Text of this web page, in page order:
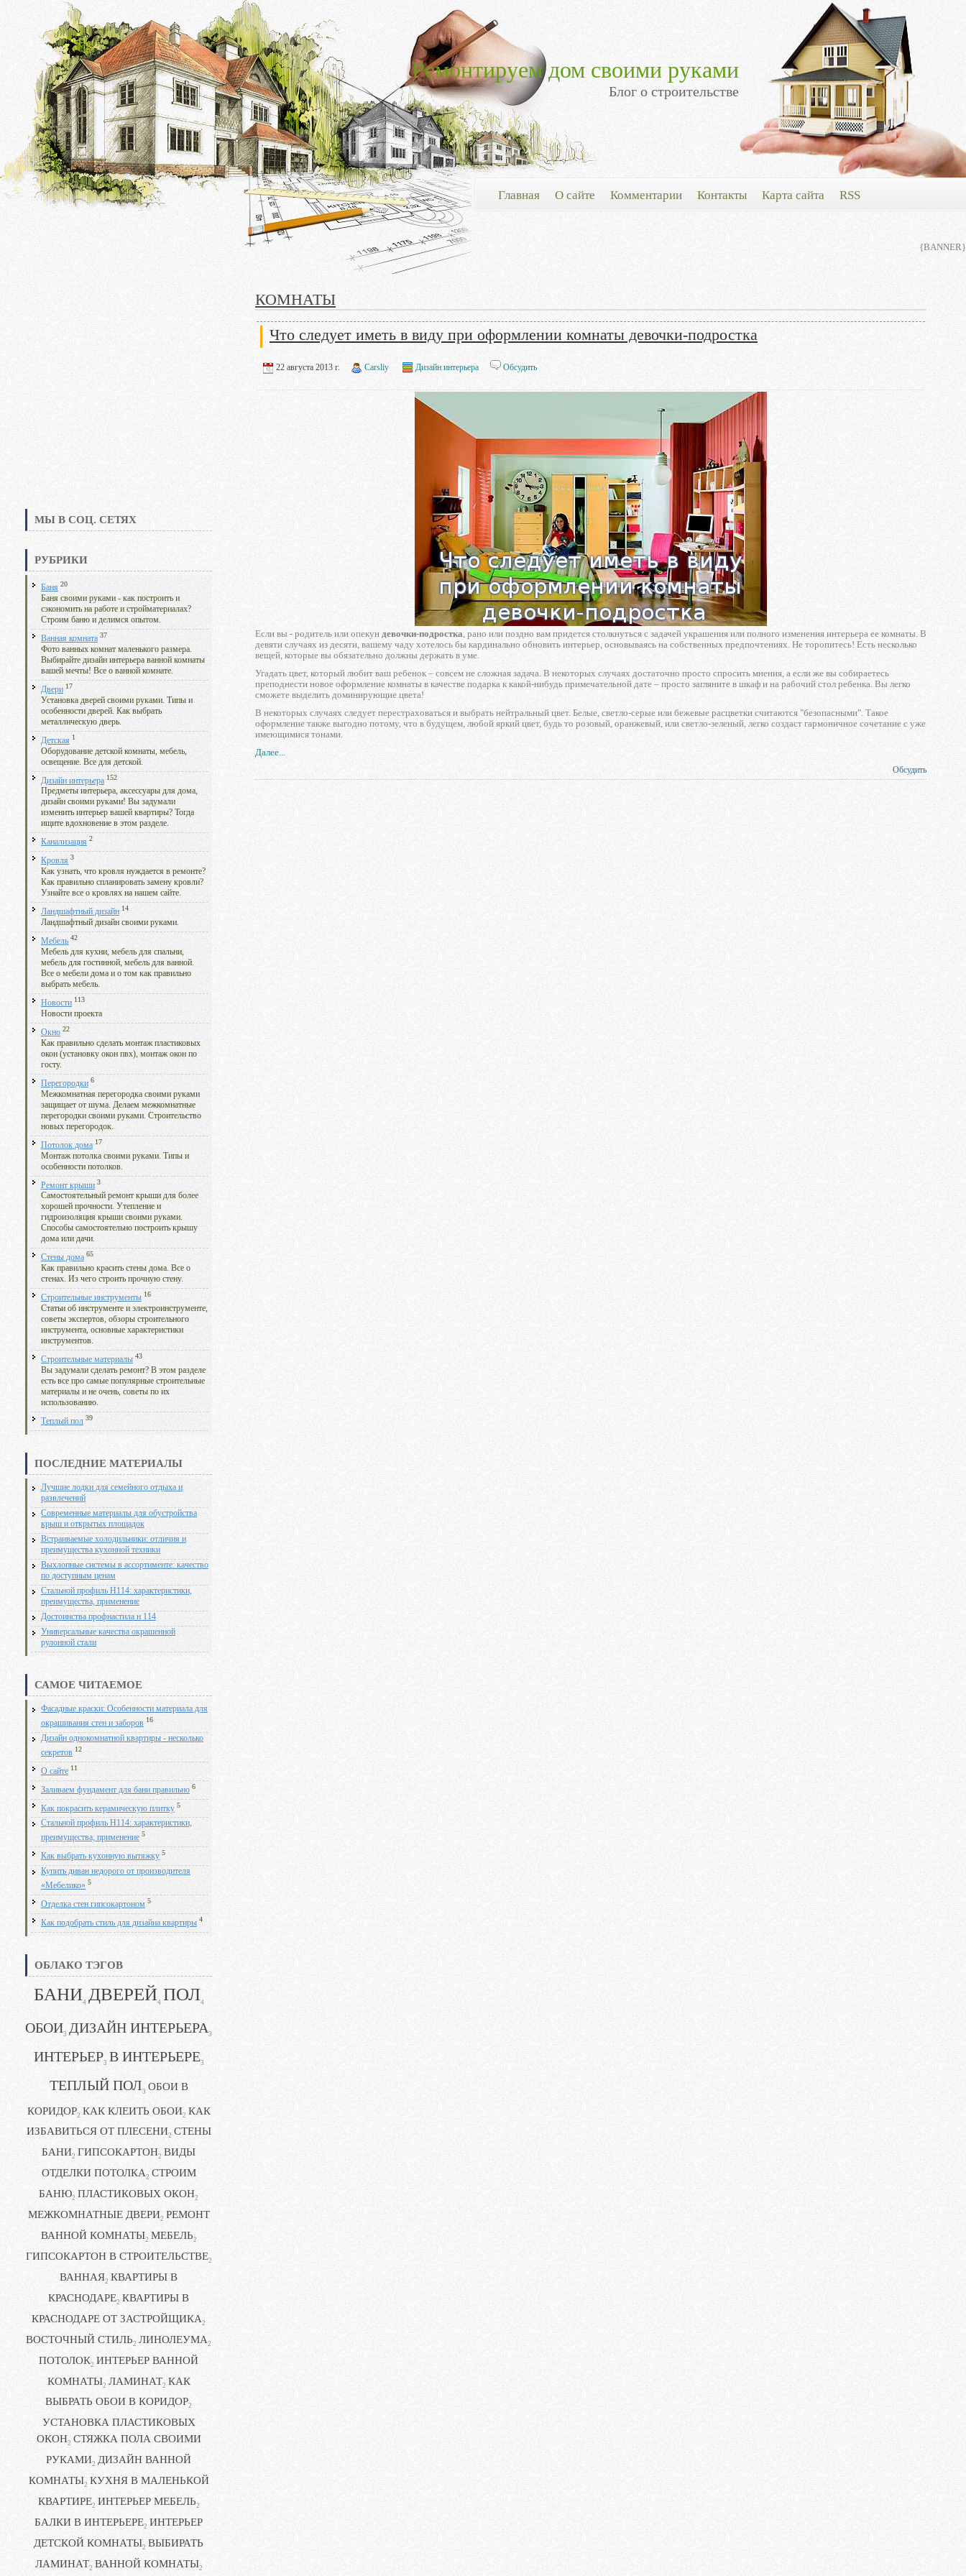
Ремонтируем дом своими руками
Блог о строительстве
Главная О сайте Комментарии Контакты Карта сайта RSS
{BANNER}
МЫ В СОЦ. СЕТЯХ
РУБРИКИ
Баня 20
Баня своими руками - как построить и
сэкономить на работе и стройматериалах?
Строим баню и делимся опытом.
Ванная комната 37
Фото ванных комнат маленького размера.
Выбирайте дизайн интерьера ванной комнаты
вашей мечты! Все о ванной комнате.
Двери 17
Установка дверей своими руками. Типы и
особенности дверей. Как выбрать
металлическую дверь.
Детская 1
Оборудование детской комнаты, мебель,
освещение. Все для детской.
Дизайн интерьера 152
Предметы интерьера, аксессуары для дома,
дизайн своими руками! Вы задумали
изменить интерьер вашей квартиры? Тогда
ищите вдохновение в этом разделе.
Канализация 2
Кровля 3
Как узнать, что кровля нуждается в ремонте?
Как правильно спланировать замену кровли?
Узнайте все о кровлях на нашем сайте.
Ландшафтный дизайн 14
Ландшафтный дизайн своими руками.
Мебель 42
Мебель для кухни, мебель для спальни,
мебель для гостинной, мебель для ванной.
Все о мебели дома и о том как правильно
выбрать мебель.
Новости 113
Новости проекта
Окно 22
Как правильно сделать монтаж пластиковых
окон (установку окон пвх), монтаж окон по
госту.
Перегородки 6
Межкомнатная перегородка своими руками
защищает от шума. Делаем межкомнатные
перегородки своими руками. Строительство
новых перегородок.
Потолок дома 17
Монтаж потолка своими руками. Типы и
особенности потолков.
Ремонт крыши 3
Самостоятельный ремонт крыши для более
хорошей прочности. Утепление и
гидроизоляция крыши своими руками.
Способы самостоятельно построить крышу
дома или дачи.
Стены дома 65
Как правильно красить стены дома. Все о
стенах. Из чего строить прочную стену.
Строительные инструменты 16
Статьи об инструменте и электроинструменте,
советы экспертов, обзоры строительного
инструмента, основные характеристики
инструментов.
Строительные материалы 43
Вы задумали сделать ремонт? В этом разделе
есть все про самые популярные строительные
материалы и не очень, советы по их
использованию.
Теплый пол 39
ПОСЛЕДНИЕ МАТЕРИАЛЫ
Лучшие лодки для семейного отдыха и
развлечений
Современные материалы для обустройства
крыш и открытых площадок
Встраиваемые холодильники: отличия и
преимущества кухонной техники
Выхлопные системы в ассортименте: качество
по доступным ценам
Стальной профиль Н114: характеристики,
преимущества, применение
Достоинства профнастила н 114
Универсальные качества окрашенной
рулонной стали
САМОЕ ЧИТАЕМОЕ
Фасадные краски: Особенности материала для
окрашивания стен и заборов 16
Дизайн однокомнатной квартиры - несколько
секретов 12
О сайте 11
Заливаем фундамент для бани правильно 6
Как покрасить керамическую плитку 5
Стальной профиль Н114: характеристики,
преимущества, применение 5
Как выбрать кухонную вытяжку 5
Купить диван недорого от производителя
«Мебелико» 5
Отделка стен гипсокартоном 5
Как подобрать стиль для дизайна квартиры 4
ОБЛАКО ТЭГОВ
БАНИ4 ДВЕРЕЙ4 ПОЛ4
ОБОИ3 ДИЗАЙН ИНТЕРЬЕРА3
ИНТЕРЬЕР3 В ИНТЕРЬЕРЕ3
ТЕПЛЫЙ ПОЛ3 ОБОИ В
КОРИДОР2 КАК КЛЕИТЬ ОБОИ2 КАК
ИЗБАВИТЬСЯ ОТ ПЛЕСЕНИ2 СТЕНЫ
БАНИ2 ГИПСОКАРТОН2 ВИДЫ
ОТДЕЛКИ ПОТОЛКА2 СТРОИМ
БАНЮ2 ПЛАСТИКОВЫХ ОКОН2
МЕЖКОМНАТНЫЕ ДВЕРИ2 РЕМОНТ
ВАННОЙ КОМНАТЫ2 МЕБЕЛЬ2
ГИПСОКАРТОН В СТРОИТЕЛЬСТВЕ2
ВАННАЯ2 КВАРТИРЫ В
КРАСНОДАРЕ2 КВАРТИРЫ В
КРАСНОДАРЕ ОТ ЗАСТРОЙЩИКА2
ВОСТОЧНЫЙ СТИЛЬ2 ЛИНОЛЕУМА2
ПОТОЛОК2 ИНТЕРЬЕР ВАННОЙ
КОМНАТЫ2 ЛАМИНАТ2 КАК
ВЫБРАТЬ ОБОИ В КОРИДОР2
УСТАНОВКА ПЛАСТИКОВЫХ
ОКОН2 СТЯЖКА ПОЛА СВОИМИ
РУКАМИ2 ДИЗАЙН ВАННОЙ
КОМНАТЫ2 КУХНЯ В МАЛЕНЬКОЙ
КВАРТИРЕ2 ИНТЕРЬЕР МЕБЕЛЬ2
БАЛКИ В ИНТЕРЬЕРЕ2 ИНТЕРЬЕР
ДЕТСКОЙ КОМНАТЫ2 ВЫБИРАТЬ
ЛАМИНАТ2 ВАННОЙ КОМНАТЫ2
КОМНАТЫ
Что следует иметь в виду при оформлении комнаты девочки-подростка
22 августа 2013 г. Carsliy Дизайн интерьера Обсудить
Если вы - родитель или опекун девочки-подростка, рано или поздно вам придется столкнуться с задачей украшения или полного изменения интерьера ее комнаты. В
девяти случаях из десяти, вашему чаду хотелось бы кардинально обновить интерьер, основываясь на собственных предпочтениях. Не торопитесь! Есть несколько
вещей, которые вы обязательно должны держать в уме.
Угадать цвет, который любит ваш ребенок – совсем не сложная задача. В некоторых случаях достаточно просто спросить мнения, а если же вы собираетесь
преподнести новое оформление комнаты в качестве подарка к какой-нибудь примечательной дате – просто загляните в шкаф и на рабочий стол ребенка. Вы легко
сможете выделить доминирующие цвета!
В некоторых случаях следует перестраховаться и выбрать нейтральный цвет. Белые, светло-серые или бежевые расцветки считаются "безопасными". Такое
оформление также выгодно потому, что в будущем, любой яркий цвет, будь то розовый, оранжевый, или светло-зеленый, легко создаст гармоничное сочетание с уже
имеющимися тонами.
Далее...
Обсудить